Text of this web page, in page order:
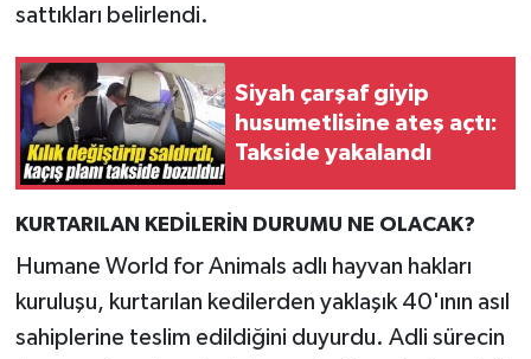
sattıkları belirlendi.
Siyah çarşaf giyip
husumetlisine ateş açtı:
Takside yakalandı
KURTARILAN KEDİLERİN DURUMU NE OLACAK?
Humane World for Animals adlı hayvan hakları
kuruluşu, kurtarılan kedilerden yaklaşık 40'ının asıl
sahiplerine teslim edildiğini duyurdu. Adli sürecin